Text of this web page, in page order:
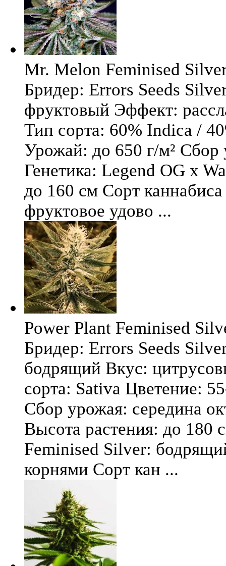
Mr. Melon Feminised
Бридер: Errors Seeds
фруктовый Эффект:
Тип сорта: 60% Indica /
Урожай: до 650 г/м² Сбор
Генетика: Legend OG x
до 160 см Сорт
фруктовое удово ...
Power Plant Feminised
Бридер: Errors Seeds
бодрящий Вкус:
сорта: Sativa Цветение:
Сбор урожая: середина
Высота растения: до 180
Feminised Silver:
корнями Сорт кан ...